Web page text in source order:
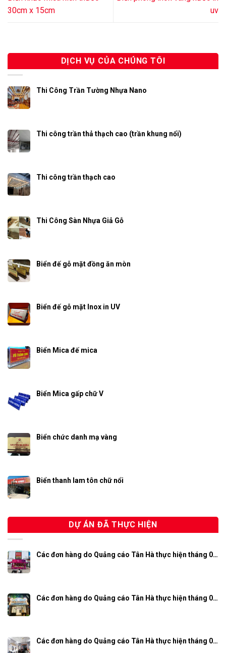
30cm x 15cm
uv
DỊCH VỤ CỦA CHÚNG TÔI
Thi Công Trần Tường Nhựa Nano
Thi công trần thả thạch cao (trần khung nổi)
Thi công trần thạch cao
Thi Công Sàn Nhựa Giả Gỗ
Biển đế gỗ mặt đồng ăn mòn
Biển đế gỗ mặt Inox in UV
Biển Mica đế mica
Biển Mica gấp chữ V
Biển chức danh mạ vàng
Biển thanh lam tôn chữ nổi
DỰ ÁN ĐÃ THỰC HIỆN
Các đơn hàng do Quảng cáo Tân Hà thực hiện tháng 0…
Các đơn hàng do Quảng cáo Tân Hà thực hiện tháng 0…
Các đơn hàng do Quảng cáo Tân Hà thực hiện tháng 0…